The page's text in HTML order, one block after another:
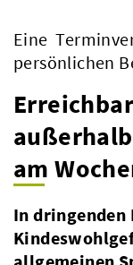
Eine
persönlichen
am
In dringenden